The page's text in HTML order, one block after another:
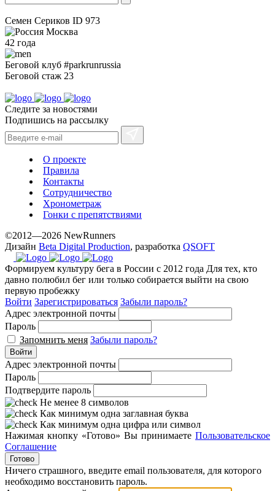
Семен Сериков ID 973
Москва
42 года
Беговой клуб #parkrunrussia
Беговой стаж 23
Следите за новостями
Подпишись на рассылку
О проекте
Правила
Контакты
Сотрудничество
Хронометраж
Гонки с препятствиями
©2012—2026 NewRunners
Дизайн Beta Digital Production, разработка QSOFT
Формируем культуру бега в России с 2012 года Для тех, кто
давно полюбил бег или только собирается выйти на свою
первую пробежку
Войти Зарегистрироваться Забыли пароль?
Адрес электронной почты
Пароль
Запомнить меня Забыли пароль?
Войти
Адрес электронной почты
Пароль
Подтвердите пароль
Не менее 8 символов
Как минимум одна заглавная буква
Как минимум одна цифра или символ
Нажимая кнопку «Готово» Вы принимаете Пользовательское
Соглашение
Готово
Ничего страшного, введите email пользователя, для которого
необходимо восстановить пароль.